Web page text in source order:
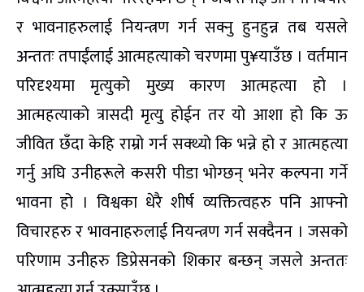
र भावनाहरुलाई नियन्त्रण गर्न सक्नु हुनहुन्न तब यसले
अन्ततः तपाईंलाई आत्महत्याको चरणमा पु¥याउँछ । वर्तमान
परिदृश्यमा मृत्युको मुख्य कारण आत्महत्या हो ।
आत्महत्याको त्रासदी मृत्यु होईन तर यो आशा हो कि ऊ
जीवित छँदा केहि राम्रो गर्न सक्थ्यो कि भन्ने हो र आत्महत्या
गर्नु अघि उनीहरूले कसरी पीडा भोग्छन् भनेर कल्पना गर्ने
भावना हो । विश्वका धेरै शीर्ष व्यक्तित्वहरु पनि आफ्नो
विचारहरु र भावनाहरुलाई नियन्त्रण गर्न सक्दैनन । जसको
परिणाम उनीहरु डिप्रेसनको शिकार बन्छन् जसले अन्ततः